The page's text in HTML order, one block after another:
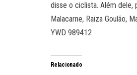
disse o ciclista. Além dele,
Malacarne, Raiza Goulão,
YWD 989412
Relacionado